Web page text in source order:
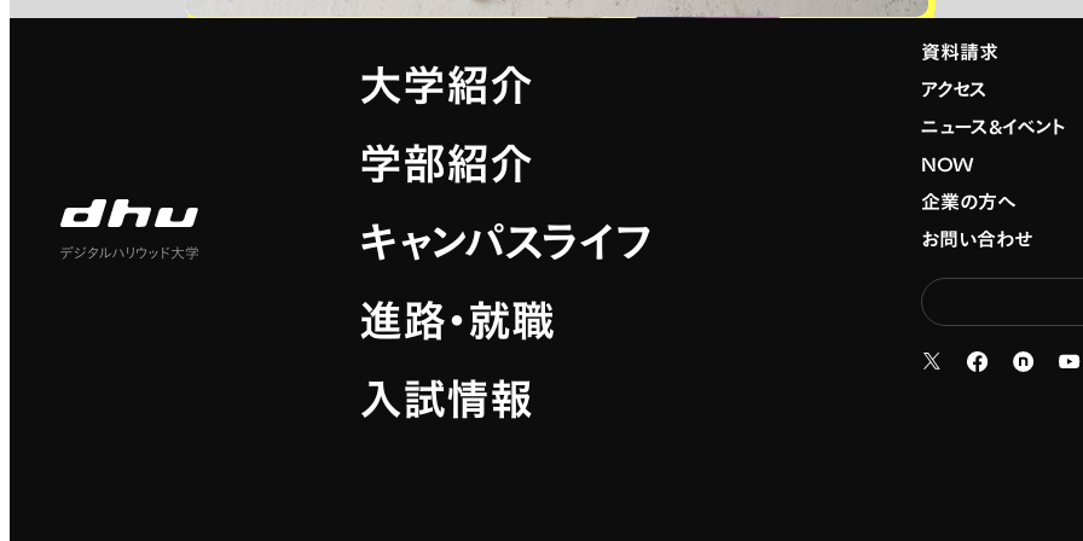
デジタルハリウッド大学
大学紹介
学部紹介
キャンパスライフ
進路・就職
入試情報
資料請求
アクセス
ニュース&イベント
NOW
企業の方へ
お問い合わせ